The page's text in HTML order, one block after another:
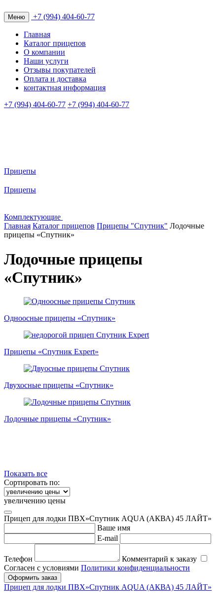
Меню +7 (994) 404-60-77
Главная
Каталог прицепов
О компании
Наши услуги
Отзывы покупателей
Оплата и доставка
контактная информация
+7 (994) 404-60-77 +7 (994) 404-60-77
Прицепы
Прицепы
Комплектующие
Главная Каталог прицепов Прицепы "Спутник" Лодочные
прицепы «Спутник»
Лодочные прицепы
«Спутник»
Одноосные прицепы «Спутник»
Прицепы «Спутник Expert»
Двухосные прицепы «Спутник»
Лодочные прицепы «Спутник»
Показать все
Сортировать по:
увеличению цены
Прицеп для лодки ПВХ»Спутник AQUA (АКВА) 45 ЛАЙТ»
Ваше имя
E-mail
Телефон
Комментарий к заказу
Согласен с условиями Политики конфиденциальности
Оформить заказ
Прицеп для лодки ПВХ»Спутник AQUA (АКВА) 45 ЛАЙТ»